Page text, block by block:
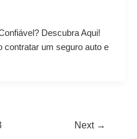
Descubra Aqui!
contratar um seguro auto e
Next →